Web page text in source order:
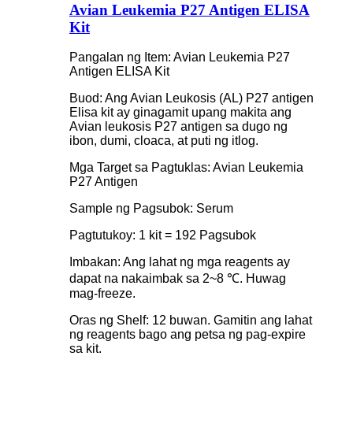
Avian Leukemia P27 Antigen ELISA
Kit
Pangalan ng Item: Avian Leukemia P27
Antigen ELISA Kit
Buod: Ang Avian Leukosis (AL) P27 antigen
Elisa kit ay ginagamit upang makita ang
Avian leukosis P27 antigen sa dugo ng
ibon, dumi, cloaca, at puti ng itlog.
Mga Target sa Pagtuklas: Avian Leukemia
P27 Antigen
Sample ng Pagsubok: Serum
Pagtutukoy: 1 kit = 192 Pagsubok
Imbakan: Ang lahat ng mga reagents ay
dapat na nakaimbak sa 2~8 ℃. Huwag
mag-freeze.
Oras ng Shelf: 12 buwan. Gamitin ang lahat
ng reagents bago ang petsa ng pag-expire
sa kit.